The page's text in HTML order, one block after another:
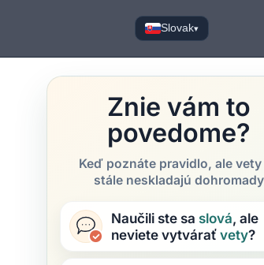
Slovak▾
Znie vám to
povedome?
Keď poznáte pravidlo, ale vety
stále neskladajú dohromady
Naučili ste sa slová, ale
neviete vytváraťvety?